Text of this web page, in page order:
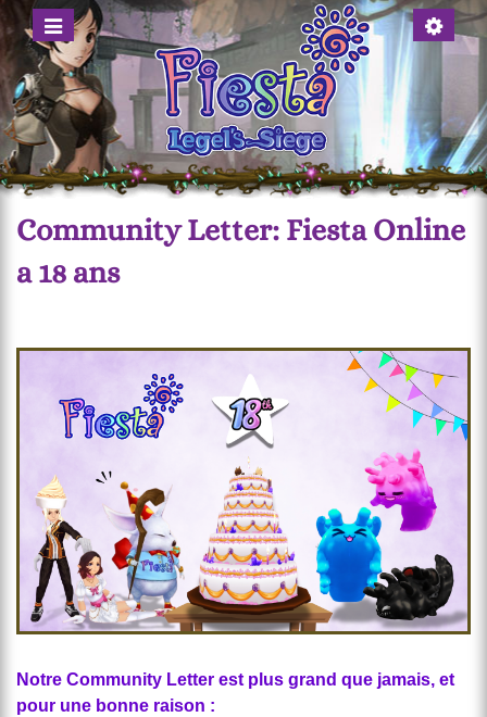
anzeigen
Menü
anzeigen
Community Letter: Fiesta Online
a 18 ans
Notre Community Letter est plus grand que jamais, et
pour une bonne raison :